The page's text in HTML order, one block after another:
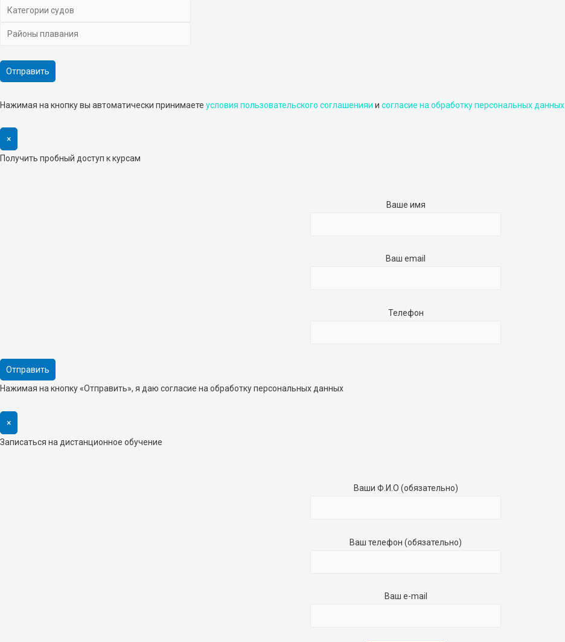
Нажимая на кнопку вы автоматически принимаете условия пользовательского соглашенияи и cогласие на обработку персональных данных.
×
Получить пробный доступ к курсам
Ваше имя
Ваш email
Телефон
Нажимая на кнопку «Отправить», я даю согласие на обработку персональных данных
×
Записаться на дистанционное обучение
Ваши Ф.И.О (обязательно)
Ваш телефон (обязательно)
Ваш e-mail